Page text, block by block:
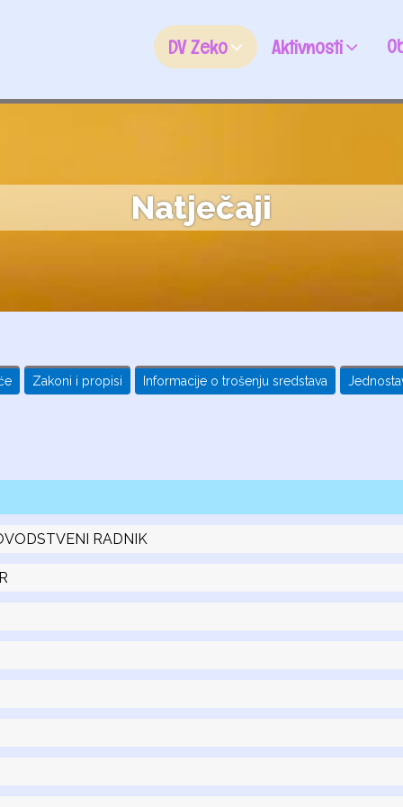
DV Zeko Aktivnosti
Natječaji
Zakoni i propisi Informacije o trošenju sredstava
RADNIK